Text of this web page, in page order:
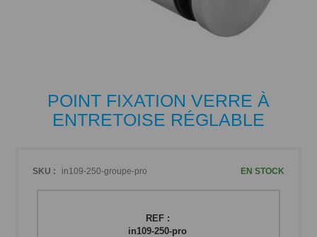
POINT FIXATION VERRE À
ENTRETOISE RÉGLABLE
SKU : in109-250-groupe-pro EN STOCK
REF :
in109-250-pro
début
d’images